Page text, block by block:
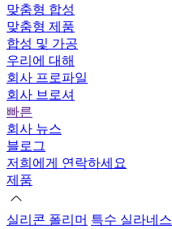
맞춤형 합성
맞춤형 제품
합성 및 가공
우리에 대해
회사 프로파일
회사 브로셔
빠른
회사 뉴스
블로그
저희에게 연락하세요
제품
실리콘 폴리머 특수 실라네스